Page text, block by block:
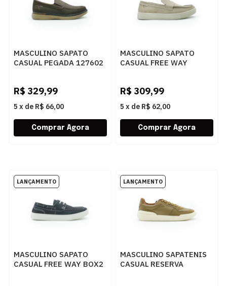
MASCULINO SAPATO
CASUAL PEGADA 127602
R$ 329,99
5 x de R$ 66,00
MASCULINO SAPATO
CASUAL FREE WAY
R$ 309,99
5 x de R$ 62,00
MASCULINO SAPATO
CASUAL FREE WAY BOX2
MASCULINO SAPATENIS
CASUAL RESERVA